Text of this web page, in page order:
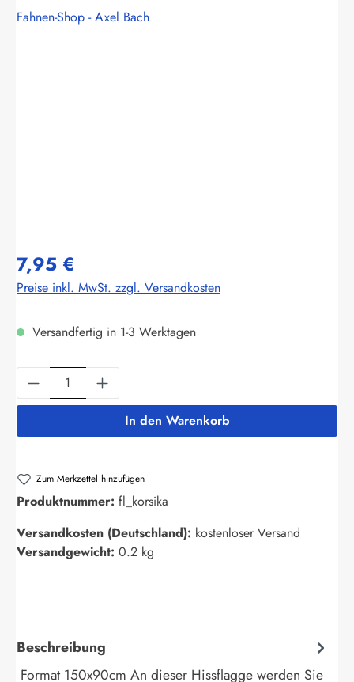
Fahnen-Shop - Axel Bach
7,95 €
Preise inkl. MwSt. zzgl. Versandkosten
Versandfertig in 1-3 Werktagen
Produkt Anzahl: Gib den gewünschten
In den Warenkorb
Zum Merkzettel hinzufügen
Produktnummer: fl_korsika
Versandkosten (Deutschland): kostenloser Versand
Versandgewicht: 0.2 kg
Beschreibung
Format 150x90cm An dieser Hissflagge werden Sie